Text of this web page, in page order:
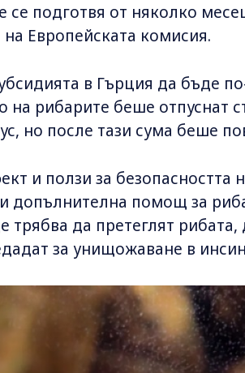
се подготвя от няколко
Европейската комисия.
в Гърция да бъде
на рибарите беше отпуснат
но после тази сума беше
и ползи за безопасността
допълнителна помощ за
трябва да претеглят рибата,
за унищожаване в